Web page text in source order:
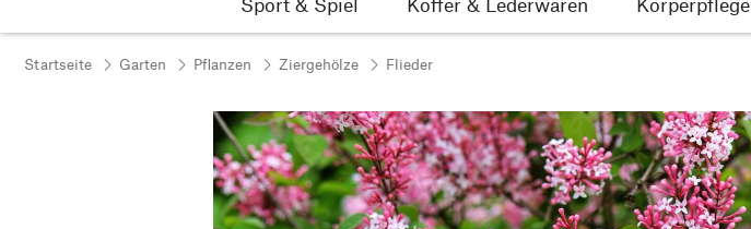
Startseite Garten Pflanzen Ziergehölze Flieder